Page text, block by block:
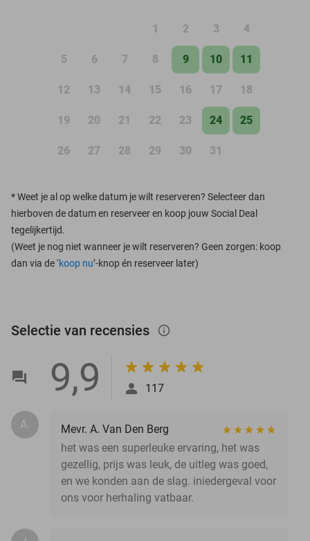
1 2 3 4
5 6 7 8 9 10 11
12 13 14 15 16 17 18
19 20 21 22 23 24 25
26 27 28 29 30 31
*Weet je al op welke datum je wilt reserveren? Selecteer dan
hierboven de datum en reserveer en koop jouw Social Deal
tegelijkertijd.
(Weet je nog niet wanneer je wilt reserveren? Geen zorgen: koop
dan via de ‘koop nu’-knop én reserveer later)
Selectie van recensies info_outlined
9,9 117
A.
Mevr. A. Van Den Berg
het was een superleuke ervaring, het was
gezellig, prijs was leuk, de uitleg was goed,
en we konden aan de slag. iniedergeval voor
ons voor herhaling vatbaar.